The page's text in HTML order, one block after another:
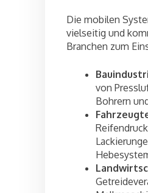
Die mobilen
vielseitig und
Branchen zum
von
Bohrern